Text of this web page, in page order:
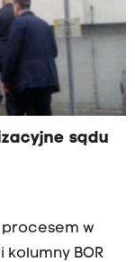
sądu
w
BOR